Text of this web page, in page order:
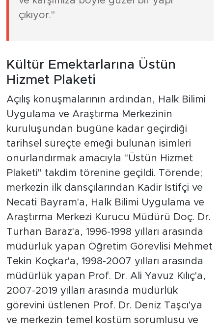
çıkıyor."
Kültür Emektarlarına Üstün
Hizmet Plaketi
Açılış konuşmalarının ardından, Halk Bilimi
Uygulama ve Araştırma Merkezinin
kuruluşundan bugüne kadar geçirdiği
tarihsel süreçte emeği bulunan isimleri
onurlandırmak amacıyla "Üstün Hizmet
Plaketi" takdim törenine geçildi. Törende;
merkezin ilk dansçılarından Kadir İstifçi ve
Necati Bayram'a, Halk Bilimi Uygulama ve
Araştırma Merkezi Kurucu Müdürü Doç. Dr.
Turhan Baraz'a, 1996-1998 yılları arasında
müdürlük yapan Öğretim Görevlisi Mehmet
Tekin Koçkar'a, 1998-2007 yılları arasında
müdürlük yapan Prof. Dr. Ali Yavuz Kılıç'a,
2007-2019 yılları arasında müdürlük
görevini üstlenen Prof. Dr. Deniz Taşcı'ya
ve merkezin temel kostüm sorumlusu ve